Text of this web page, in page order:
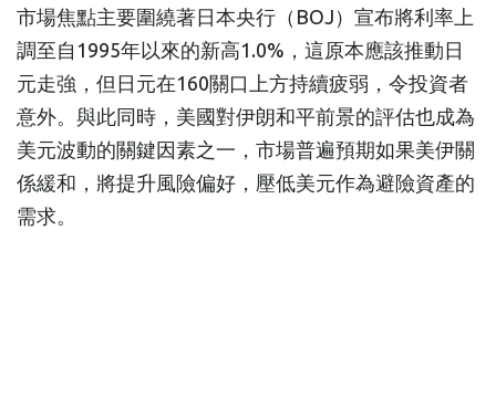
市場焦點主要圍繞著日本央行（BOJ）宣布將利率上
調至自1995年以來的新高1.0%，這原本應該推動日
元走強，但日元在160關口上方持續疲弱，令投資者
意外。與此同時，美國對伊朗和平前景的評估也成為
美元波動的關鍵因素之一，市場普遍預期如果美伊關
係緩和，將提升風險偏好，壓低美元作為避險資產的
需求。